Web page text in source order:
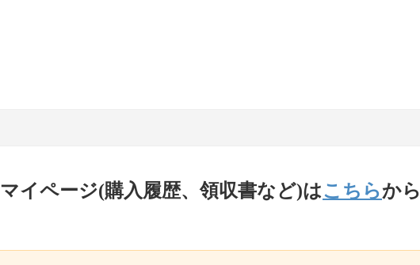
マイページ(購入履歴、領収書など)はこちらから